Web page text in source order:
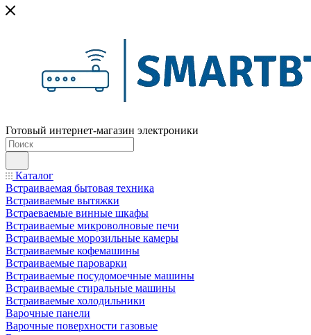
Готовый интернет-магазин электроники
Каталог
Встраиваемая бытовая техника
Встраиваемые вытяжки
Встраеваемые винные шкафы
Встраиваемые микроволновые печи
Встраиваемые морозильные камеры
Встраиваемые кофемашины
Встраиваемые пароварки
Встраиваемые посудомоечные машины
Встраиваемые стиральные машины
Встраиваемые холодильники
Варочные панели
Варочные поверхности газовые